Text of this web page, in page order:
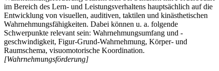
im Bereich des Lern- und Leistungsverhaltens hauptsächlich auf die
Entwicklung von visuellen, auditiven, taktilen und kinästhetischen
Wahrnehmungsfähigkeiten. Dabei können u. a. folgende
Schwerpunkte relevant sein: Wahrnehmungsumfang und -
geschwindigkeit, Figur-Grund-Wahrnehmung, Körper- und
Raumschema, visuomotorische Koordination.
[Wahrnehmungsförderung]